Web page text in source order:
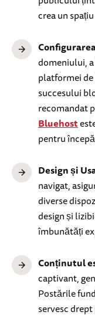
crea un
domeniului,
platformei
succesului
recomandat
Bluehost
pentru
Design și
navigat,
diverse
design și
îmbunătăți
Conținutul
captivant,
Postările
servesc